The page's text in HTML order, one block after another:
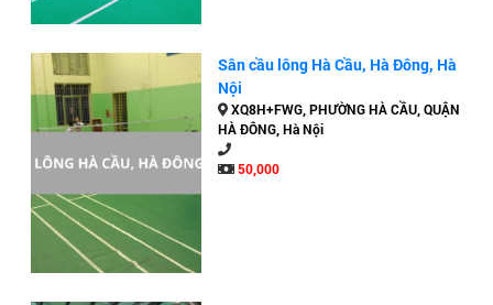
Sân cầu lông Hà Cầu, Hà Đông, Hà
Nội
XQ8H+FWG, PHƯỜNG HÀ CẦU, QUẬN
HÀ ĐÔNG, Hà Nội
50,000